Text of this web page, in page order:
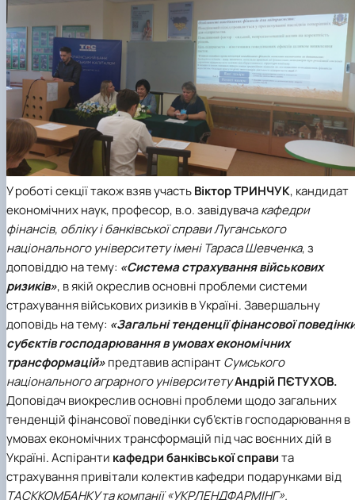
У роботі секції також взяв участьВіктор ТРИНЧУК, кандидат
економічних наук, професор, в.о. завідувачакафедри
фінансів, обліку і банківської справи Луганського
національного університету імені Тараса Шевченка, з
доповіддю на тему: «Система страхування військових
ризиків», в якій окреслив основні проблеми системи
страхування військових ризиків в Україні.Завершальну
доповідь на тему: «Загальні тенденції фінансової
субєктів господарювання в умовах економічних
трансформацій»предтавив аспірантСумського
національного аграрного університетуАндрій ПЄТУХОВ.
Доповідач виокреслив основні проблеми щодо загальних
тенденцій фінансової поведінки суб’єктів господарювання в
умовах економічних трансформацій під час воєнних дій в
Україні.Аспіранти кафедри банківської справита
страхування привітали колектив кафедри подарунками від
ТАСККОМБАНКУ та компанії «УКРЛЕНДФАРМІНГ».